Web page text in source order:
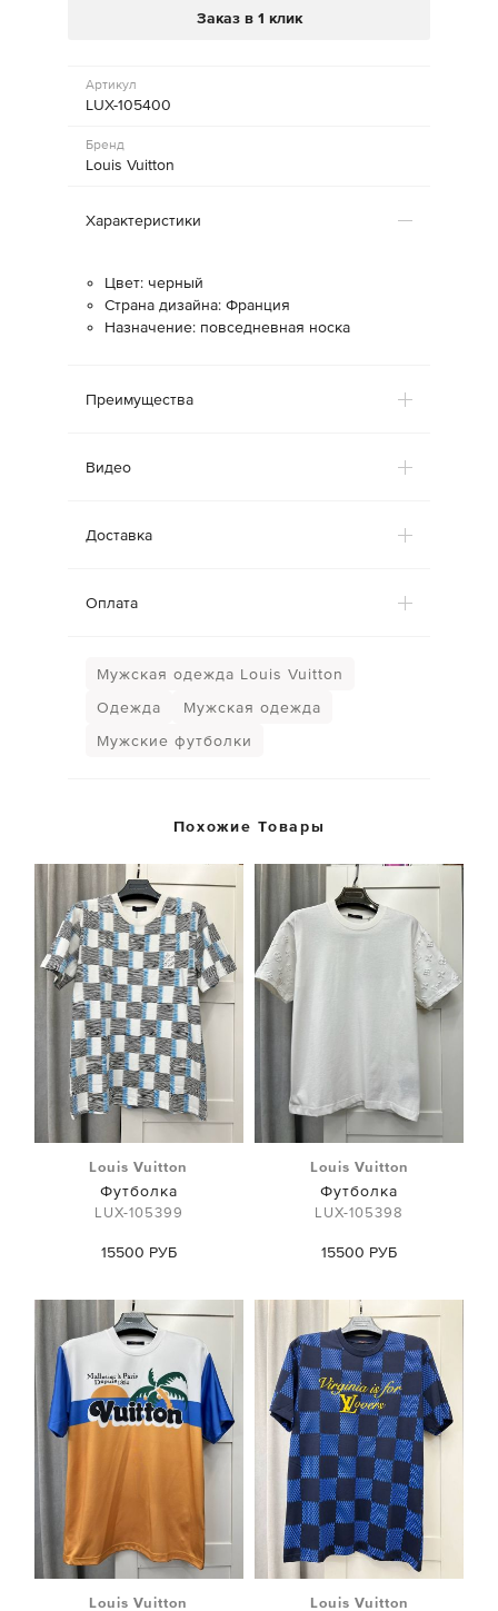
Заказ в 1 клик
Артикул
LUX-105400
Бренд
Louis Vuitton
Характеристики
Цвет: черный
Страна дизайна: Франция
Назначение: повседневная носка
Преимущества
Видео
Доставка
Оплата
Мужская одежда Louis Vuitton
Одежда
Мужская одежда
Мужские футболки
Похожие Товары
Louis Vuitton
Футболка
LUX-105399
15500 РУБ
Louis Vuitton
Футболка
LUX-105398
15500 РУБ
Louis Vuitton Louis Vuitton